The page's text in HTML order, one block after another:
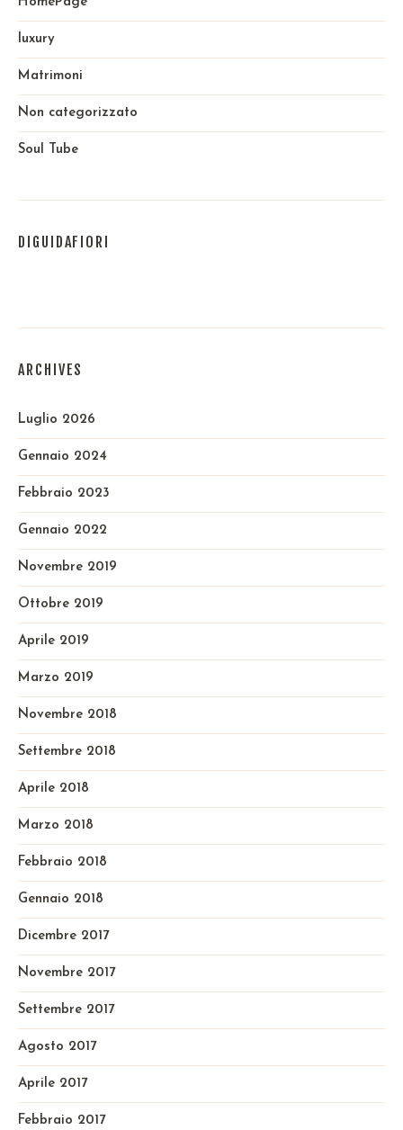
luxury
Matrimoni
Non categorizzato
Soul Tube
DIGUIDAFIORI
ARCHIVES
Luglio 2026
Gennaio 2024
Febbraio 2023
Gennaio 2022
Novembre 2019
Ottobre 2019
Aprile 2019
Marzo 2019
Novembre 2018
Settembre 2018
Aprile 2018
Marzo 2018
Febbraio 2018
Gennaio 2018
Dicembre 2017
Novembre 2017
Settembre 2017
Agosto 2017
Aprile 2017
Febbraio 2017